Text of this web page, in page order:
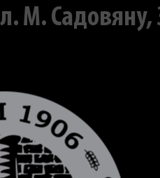
M.